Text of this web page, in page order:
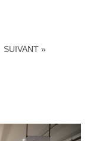
SUIVANT »